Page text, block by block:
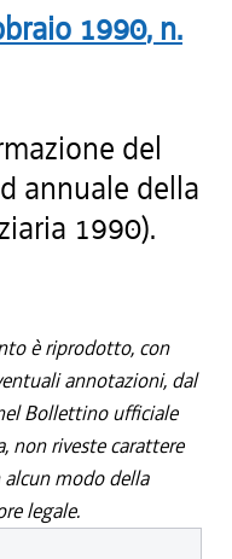
1990, n.
del
annuale della
1990).
è riprodotto, con
annotazioni, dal
Bollettino ufficiale
non riveste carattere
modo della
legale.